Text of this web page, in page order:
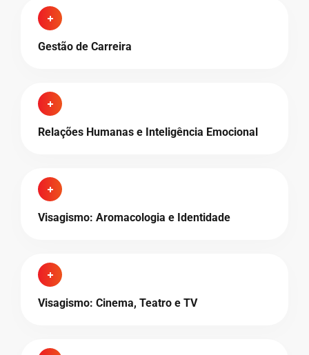
Gestão de Carreira
Relações Humanas e Inteligência Emocional
Visagismo: Aromacologia e Identidade
Visagismo: Cinema, Teatro e TV